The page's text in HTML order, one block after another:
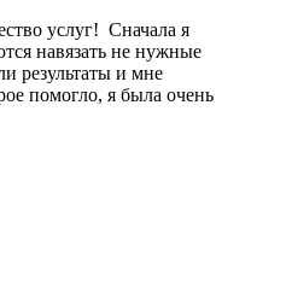
услуг! Сначала я
навязать не нужные
результаты и мне
помогло, я была очень